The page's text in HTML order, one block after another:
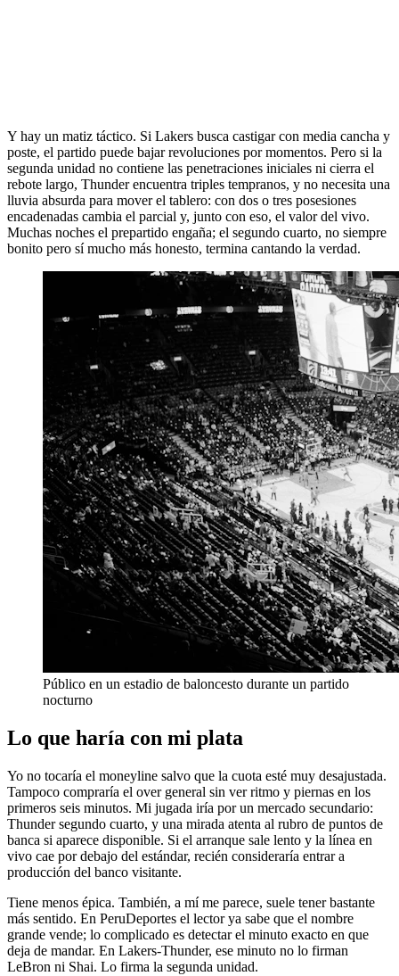
Y hay un matiz táctico. Si Lakers busca castigar con media cancha y
poste, el partido puede bajar revoluciones por momentos. Pero si la
segunda unidad no contiene las penetraciones iniciales ni cierra el
rebote largo, Thunder encuentra triples tempranos, y no necesita una
lluvia absurda para mover el tablero: con dos o tres posesiones
encadenadas cambia el parcial y, junto con eso, el valor del vivo.
Muchas noches el prepartido engaña; el segundo cuarto, no siempre
bonito pero sí mucho más honesto, termina cantando la verdad.
Público en un estadio de baloncesto durante un partido
nocturno
Lo que haría con mi plata
Yo no tocaría el moneyline salvo que la cuota esté muy desajustada.
Tampoco compraría el over general sin ver ritmo y piernas en los
primeros seis minutos. Mi jugada iría por un mercado secundario:
Thunder segundo cuarto, y una mirada atenta al rubro de puntos de
banca si aparece disponible. Si el arranque sale lento y la línea en
vivo cae por debajo del estándar, recién consideraría entrar a
producción del banco visitante.
Tiene menos épica. También, a mí me parece, suele tener bastante
más sentido. En PeruDeportes el lector ya sabe que el nombre
grande vende; lo complicado es detectar el minuto exacto en que
deja de mandar. En Lakers-Thunder, ese minuto no lo firman
LeBron ni Shai. Lo firma la segunda unidad.